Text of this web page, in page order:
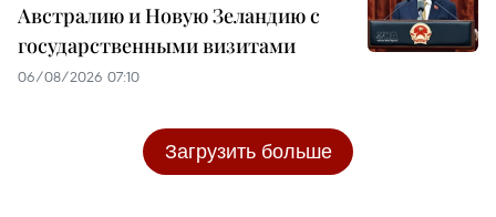
Австралию и Новую Зеландию с
государственными визитами
06/08/2026 07:10
Загрузить больше